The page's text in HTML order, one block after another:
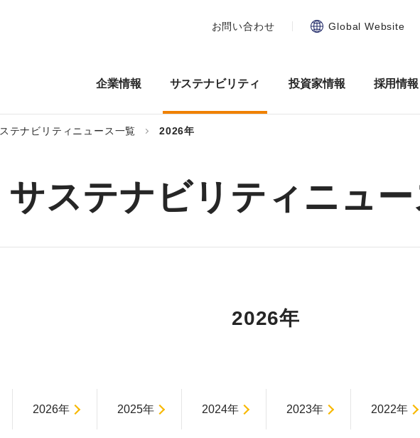
企業情報 サステナビリティ 投資家情報 採用情報
お問い合わせ Global Website
テナビリティニュース一覧 2026年
サステナビリティニュ
2026年
2026年 2025年 2024年 2023年 2022年